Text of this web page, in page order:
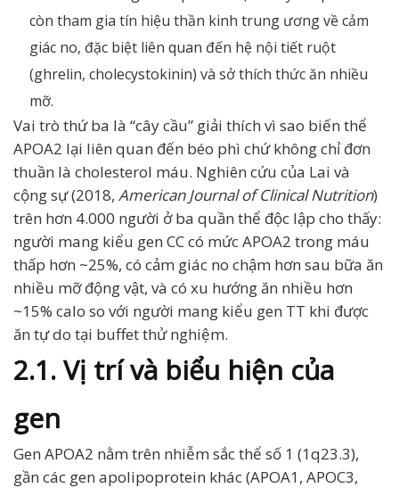
còn tham gia tín hiệu thần kinh trung ương về cảm
giác no, đặc biệt liên quan đến hệ nội tiết ruột
(ghrelin, cholecystokinin) và sở thích thức ăn nhiều
mỡ.
Vai trò thứ ba là “cây cầu” giải thích vì sao biến thể
APOA2 lại liên quan đến béo phì chứ không chỉ đơn
thuần là cholesterol máu. Nghiên cứu của Lai và
cộng sự (2018, American Journal of Clinical Nutrition)
trên hơn 4.000 người ở ba quần thể độc lập cho thấy:
người mang kiểu gen CC có mức APOA2 trong máu
thấp hơn ~25%, có cảm giác no chậm hơn sau bữa ăn
nhiều mỡ động vật, và có xu hướng ăn nhiều hơn
~15% calo so với người mang kiểu gen TT khi được
ăn tự do tại buffet thử nghiệm.
2.1. Vị trí và biểu hiện của
gen
Gen APOA2 nằm trên nhiễm sắc thể số 1 (1q23.3),
gần các gen apolipoprotein khác (APOA1, APOC3,